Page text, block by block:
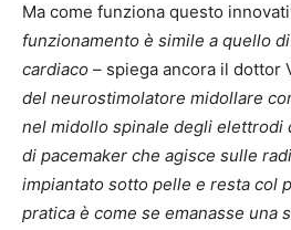
Ma come funziona questo
funzionamento è simile a quello
cardiaco – spiega ancora il dottor
del neurostimolatore midollare
nel midollo spinale degli elettrodi
di pacemaker che agisce sulle
impiantato sotto pelle e resta col
pratica è come se emanasse una